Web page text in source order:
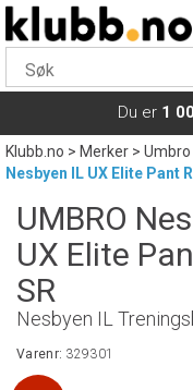
Du er 1
Klubb.no>Merker>Umbro
Nesbyen IL UX Elite Pant
UMBRO
UX Elite
SR
Nesbyen IL
Varenr: 329301